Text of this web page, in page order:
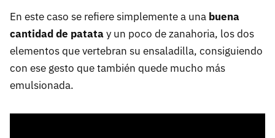
En este caso se refiere simplemente a una buena
cantidad de patatay un poco de zanahoria, los dos
elementos que vertebran su ensaladilla, consiguiendo
con ese gesto que también quede mucho más
emulsionada.